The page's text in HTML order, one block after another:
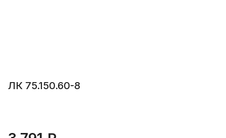
ЛК 75.150.60-8